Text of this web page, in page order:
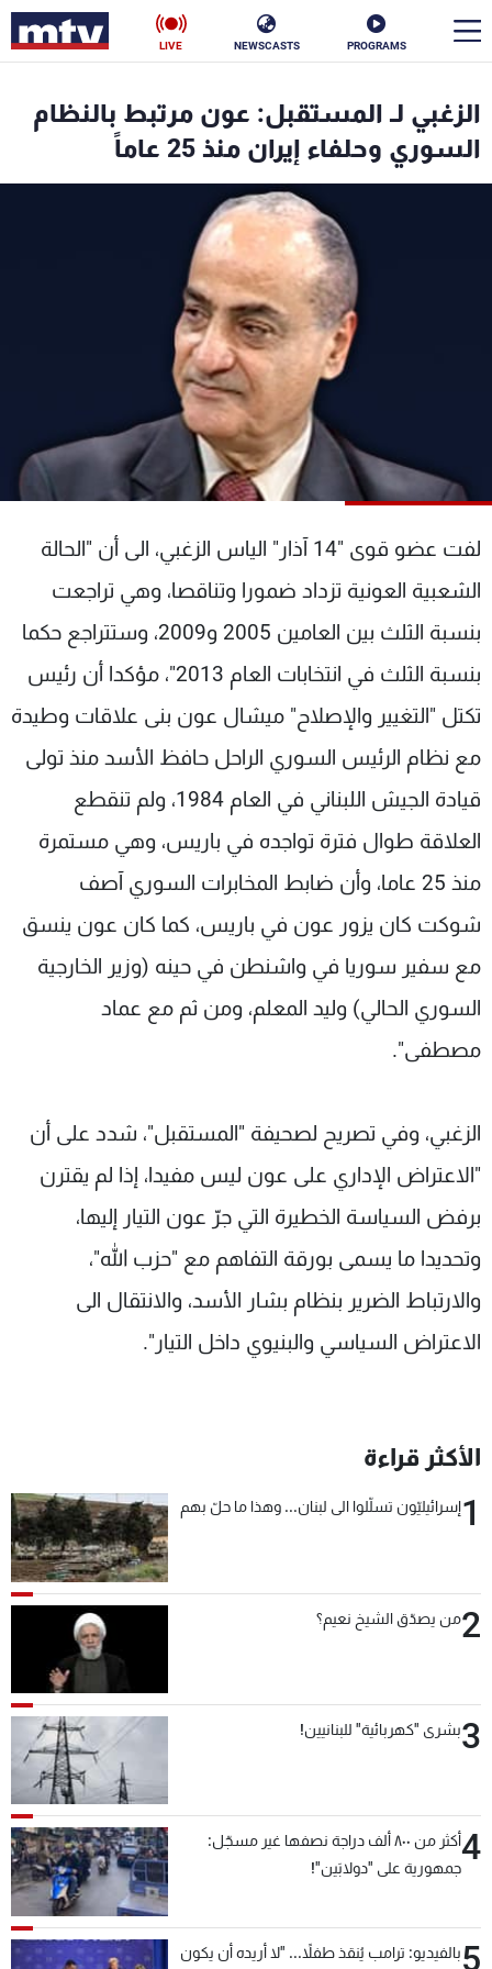
PROGRAMS
NEWSCASTS
LIVE
الزغبي لـ المستقبل: عون مرتبط بالنظام
السوري وحلفاء إيران منذ 25 عاماً
لفت عضو قوى "14 آذار" الياس الزغبي، الى أن "الحالة
الشعبية العونية تزداد ضمورا وتناقصا، وهي تراجعت
بنسبة الثلث بين العامين 2005 و2009، وستتراجع حكما
بنسبة الثلث في انتخابات العام 2013"، مؤكدا أن رئيس
تكتل "التغيير والإصلاح" ميشال عون بنى علاقات وطيدة
مع نظام الرئيس السوري الراحل حافظ الأسد منذ تولى
قيادة الجيش اللبناني في العام 1984، ولم تنقطع
العلاقة طوال فترة تواجده في باريس، وهي مستمرة
منذ 25 عاما، وأن ضابط المخابرات السوري آصف
شوكت كان يزور عون في باريس، كما كان عون ينسق
مع سفير سوريا في واشنطن في حينه (وزير الخارجية
السوري الحالي) وليد المعلم، ومن ثم مع عماد
مصطفى".
الزغبي، وفي تصريح لصحيفة "المستقبل"، شدد على أن
"الاعتراض الإداري على عون ليس مفيدا، إذا لم يقترن
برفض السياسة الخطيرة التي جرّ عون التيار إليها،
وتحديدا ما يسمى بورقة التفاهم مع "حزب الله"،
والارتباط الضرير بنظام بشار الأسد، والانتقال الى
الاعتراض السياسي والبنيوي داخل التيار".
الأكثر قراءة
1إسرائيليّون تسلّلوا الى لبنان... وهذا ما حلّ بهم
2من يصدّق الشيخ نعيم؟
3بشرى "كهربائية" للبنانيين!
4
أكثر من ٨٠٠ ألف دراجة نصفها غير مسجّل:
جمهورية على "دولابَين"!
5بالفيديو: ترامب يُنقذ طفلاً... "لا أريده أن يكون
الأخبار
ناس
فن
رياضة
جدول البرامج
الترددات
الإنـتـاج
لاعلاناتكم
تواصل معنا
شروط الإسـتخدام
سياسة الخصوصية